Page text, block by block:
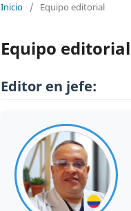
Inicio / Equipo editorial
Equipo editorial
Editor en jefe: